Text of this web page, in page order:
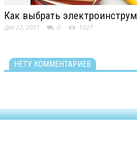
Как выбрать
Дек 22, 2021 0 1327
НЕТУ КОММЕНТАРИЕВ